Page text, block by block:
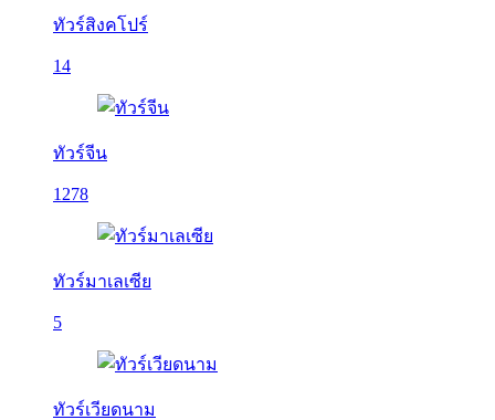
ทัวร์สิงคโปร์
14
ทัวร์จีน
1278
ทัวร์มาเลเซีย
5
ทัวร์เวียดนาม